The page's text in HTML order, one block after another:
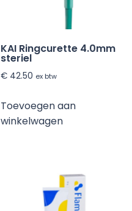
KAI Ringcurette 4.0mm
steriel
€42.50 ex btw
Toevoegen aan
winkelwagen